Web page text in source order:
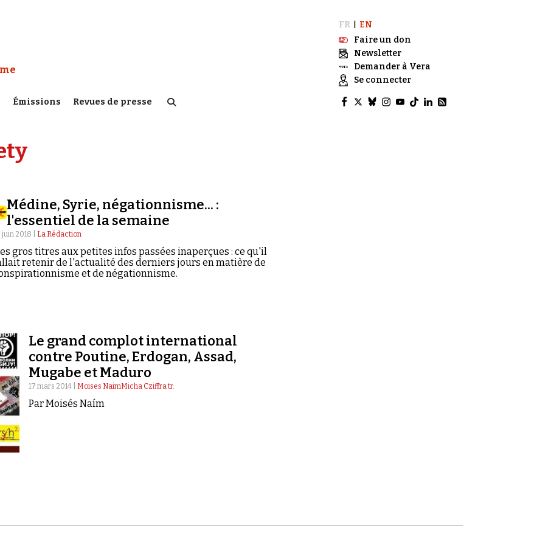
:
Émissions Revues de presse
FR
EN
Faire un don
Newsletter
Demander à Vera
Se connecter
Médine, Syrie, négationnisme... :
l'essentiel de la semaine
juin 2018 | La Rédaction
gros titres aux petites infos passées inaperçues : ce qu'il
retenir de l'actualité des derniers jours en matière de
et de négationnisme.
Le grand complot international
contre Poutine, Erdogan, Assad,
Mugabe et Maduro
17 mars 2014 | Moises NaimMicha Cziffra tr.
Par Moisés Naím